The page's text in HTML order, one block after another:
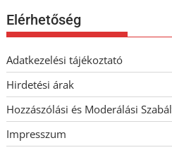
Elérhetőség
Adatkezelési tájékoztató
Hirdetési árak
Hozzászólási és Moderálási
Impresszum